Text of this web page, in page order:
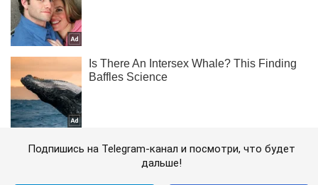
Подпишись на Telegram-канал и посмотри, что будет
дальше!